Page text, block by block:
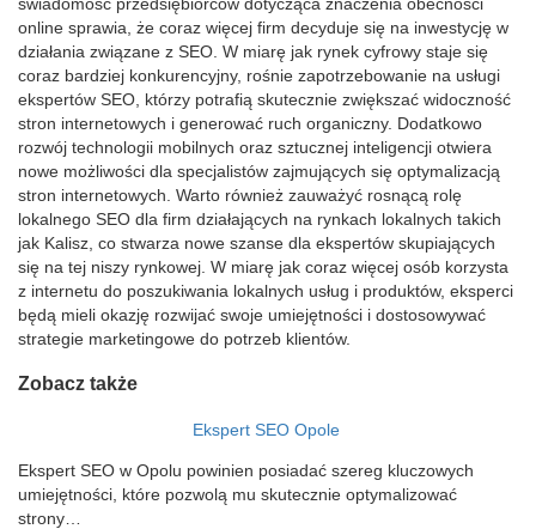
online sprawia, że coraz więcej firm decyduje się na inwestycję w
działania związane z SEO. W miarę jak rynek cyfrowy staje się
coraz bardziej konkurencyjny, rośnie zapotrzebowanie na usługi
ekspertów SEO, którzy potrafią skutecznie zwiększać widoczność
stron internetowych i generować ruch organiczny. Dodatkowo
rozwój technologii mobilnych oraz sztucznej inteligencji otwiera
nowe możliwości dla specjalistów zajmujących się optymalizacją
stron internetowych. Warto również zauważyć rosnącą rolę
lokalnego SEO dla firm działających na rynkach lokalnych takich
jak Kalisz, co stwarza nowe szanse dla ekspertów skupiających
się na tej niszy rynkowej. W miarę jak coraz więcej osób korzysta
z internetu do poszukiwania lokalnych usług i produktów, eksperci
będą mieli okazję rozwijać swoje umiejętności i dostosowywać
strategie marketingowe do potrzeb klientów.
Zobacz także
Ekspert SEO Opole
Ekspert SEO w Opolu powinien posiadać szereg kluczowych
umiejętności, które pozwolą mu skutecznie optymalizować
strony…